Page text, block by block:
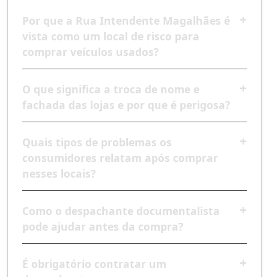
Por que a Rua Intendente Magalhães é
vista como um local de risco para
comprar veículos usados?
O que significa a troca de nome e
fachada das lojas e por que é perigosa?
Quais tipos de problemas os
consumidores relatam após comprar
nesses locais?
Como o despachante documentalista
pode ajudar antes da compra?
É obrigatório contratar um